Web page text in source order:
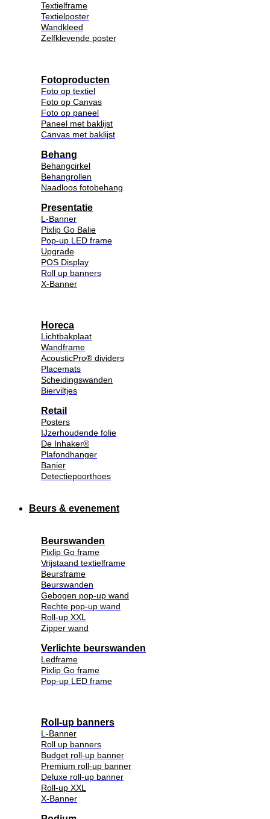
Textielframe
Textielposter
Wandkleed
Zelfklevende poster
Fotoproducten
Foto op textiel
Foto op Canvas
Foto op paneel
Paneel met baklijst
Canvas met baklijst
Behang
Behangcirkel
Behangrollen
Naadloos fotobehang
Presentatie
L-Banner
Pixlip Go Balie
Pop-up LED frame
Upgrade
POS Display
Roll up banners
X-Banner
Horeca
Lichtbakplaat
Wandframe
AcousticPro® dividers
Placemats
Scheidingswanden
Bierviltjes
Retail
Posters
IJzerhoudende folie
De Inhaker®
Plafondhanger
Banier
Detectiepoorthoes
Beurs & evenement
Beurswanden
Pixlip Go frame
Vrijstaand textielframe
Beursframe
Beurswanden
Gebogen pop-up wand
Rechte pop-up wand
Roll-up XXL
Zipper wand
Verlichte beurswanden
Ledframe
Pixlip Go frame
Pop-up LED frame
Roll-up banners
L-Banner
Roll up banners
Budget roll-up banner
Premium roll-up banner
Deluxe roll-up banner
Roll-up XXL
X-Banner